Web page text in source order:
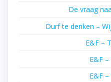
De vraag
Durf te denken –
E&F –
E&F –
E&F